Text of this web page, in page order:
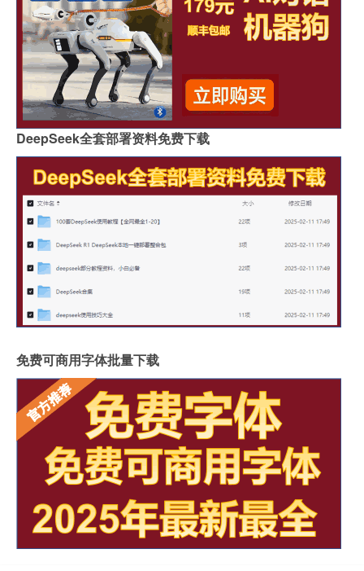
DeepSeek全套部署资料免费下载
免费可商用字体批量下载